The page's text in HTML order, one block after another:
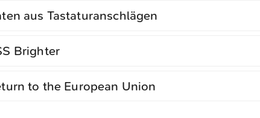
aus Tastaturanschlägen
Brighter
to the European Union